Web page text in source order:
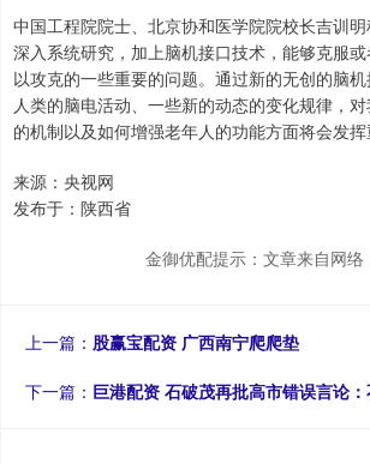
中国工程院院士、北京协和医学院院校长吉训
深入系统研究，加上脑机接口技术，能够克服
以攻克的一些重要的问题。通过新的无创的脑
人类的脑电活动、一些新的动态的变化规律，
的机制以及如何增强老年人的功能方面将会发
来源：央视网
发布于：陕西省
金御优配提示：文章来自网络
上一篇： 股赢宝配资 广西南宁爬爬垫
下一篇： 巨港配资 石破茂再批高市错误言论